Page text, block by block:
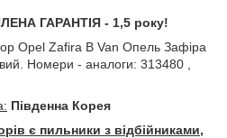
ГАРАНТІЯ - 1,5 року!
Opel Zafira B Van Опель Зафіра
Номери - аналоги: 313480 ,
Південна Корея
є пильники з відбійниками,